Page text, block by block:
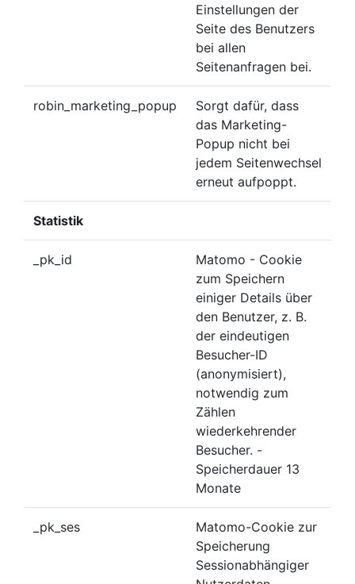
Einstellungen der
Seite des Benutzers
bei allen
Seitenanfragen bei.
robin_marketing_popup
Sorgt dafür, dass
das Marketing-
Popup nicht bei
jedem Seitenwechsel
erneut aufpoppt.
Statistik
_pk_id
Matomo - Cookie
zum Speichern
einiger Details über
den Benutzer, z. B.
der eindeutigen
Besucher-ID
(anonymisiert),
notwendig zum
Zählen
wiederkehrender
Besucher. -
Speicherdauer 13
Monate
_pk_ses
Matomo-Cookie zur
Speicherung
Sessionabhängiger